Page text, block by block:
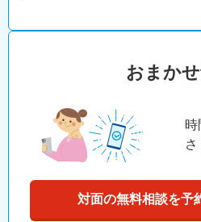
おまか
時
対面の無料相談を予